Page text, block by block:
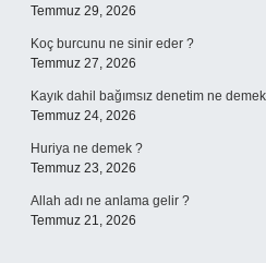
Temmuz 29, 2026
Koç burcunu ne sinir eder ?
Temmuz 27, 2026
Kayık dahil bağımsız denetim ne
Temmuz 24, 2026
Huriya ne demek ?
Temmuz 23, 2026
Allah adı ne anlama gelir ?
Temmuz 21, 2026